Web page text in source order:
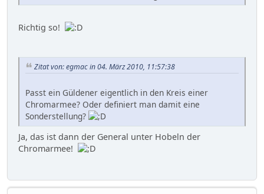
Richtig so!
Zitat von: egmac in 04. März 2010, 11:57:38
Passt ein Güldener eigentlich in den Kreis einer
Chromarmee? Oder definiert man damit eine
Sonderstellung?
Ja, das ist dann der General unter Hobeln der
Chromarmee!